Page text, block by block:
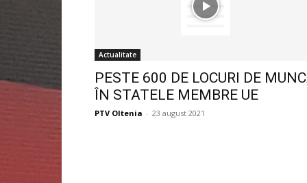
Actualitate
PESTE 600 DE LOCURI DE
ÎN STATELE MEMBRE UE
PTV Oltenia - 23 august 2021